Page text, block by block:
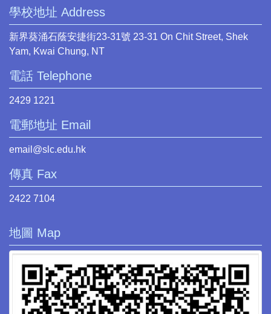
學校地址 Address
新界葵涌石蔭安捷街23-31號 23-31 On Chit Street, Shek
Yam, Kwai Chung, NT
電話 Telephone
2429 1221
電郵地址 Email
email@slc.edu.hk
傳真 Fax
2422 7104
地圖 Map